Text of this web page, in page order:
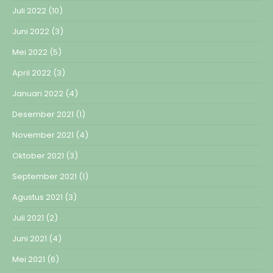
Juli 2022 (10)
Juni 2022 (3)
Mei 2022 (5)
April 2022 (3)
Januari 2022 (4)
Desember 2021 (1)
November 2021 (4)
Oktober 2021 (3)
September 2021 (1)
Agustus 2021 (3)
Juli 2021 (2)
Juni 2021 (4)
Mei 2021 (6)